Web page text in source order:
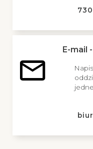
E-mail